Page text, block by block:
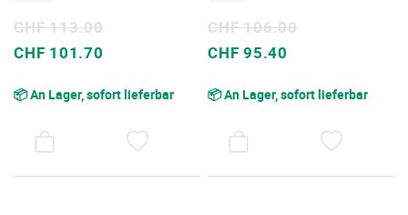
Sonderpreis
CHF 101.70
CHF 113.00
📦 An Lager, sofort lieferbar
Sonderpreis
CHF 95.40
CHF 106.00
📦 An Lager, sofort lieferbar